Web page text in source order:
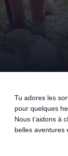
Tu adores les
pour quelques
Nous t’aidons à
belles aventures